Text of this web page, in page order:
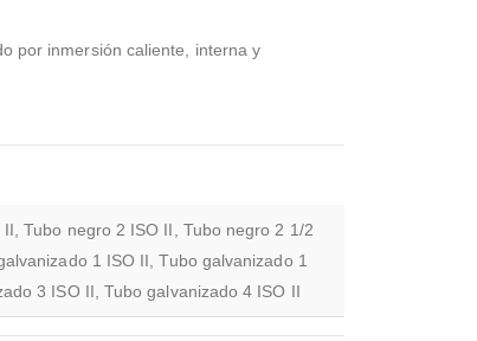
por inmersión caliente, interna y
Tubo negro 2 ISO II, Tubo negro 2 1/2
1 ISO II, Tubo galvanizado 1
3 ISO II, Tubo galvanizado 4 ISO II